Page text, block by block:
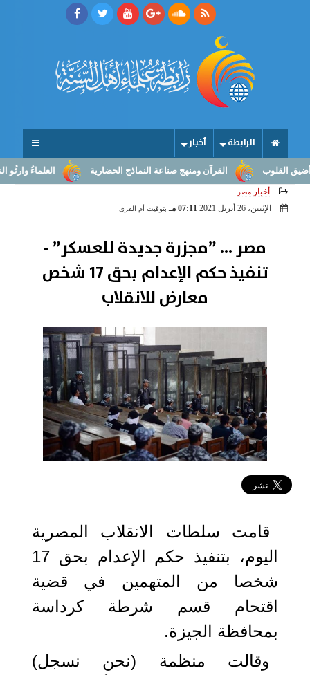
الرابطة أخبار
العلماءُ وارثُو القرآن ومنهج صناعة النماذج الحضارية
أخبار مصر
الإثنين، 26 أبريل 2021 07:11 مـ بتوقيت أم القرى
مصر ... ”مجزرة جديدة للعسكر” -
تنفيذ حكم الإعدام بحق 17 شخص
معارض للانقلاب
قامت سلطات الانقلاب المصرية
اليوم، بتنفيذ حكم الإعدام بحق 17
شخصا من المتهمين في قضية
اقتحام قسم شرطة كرداسة
بمحافظة الجيزة.
وقالت منظمة (نحن نسجل)